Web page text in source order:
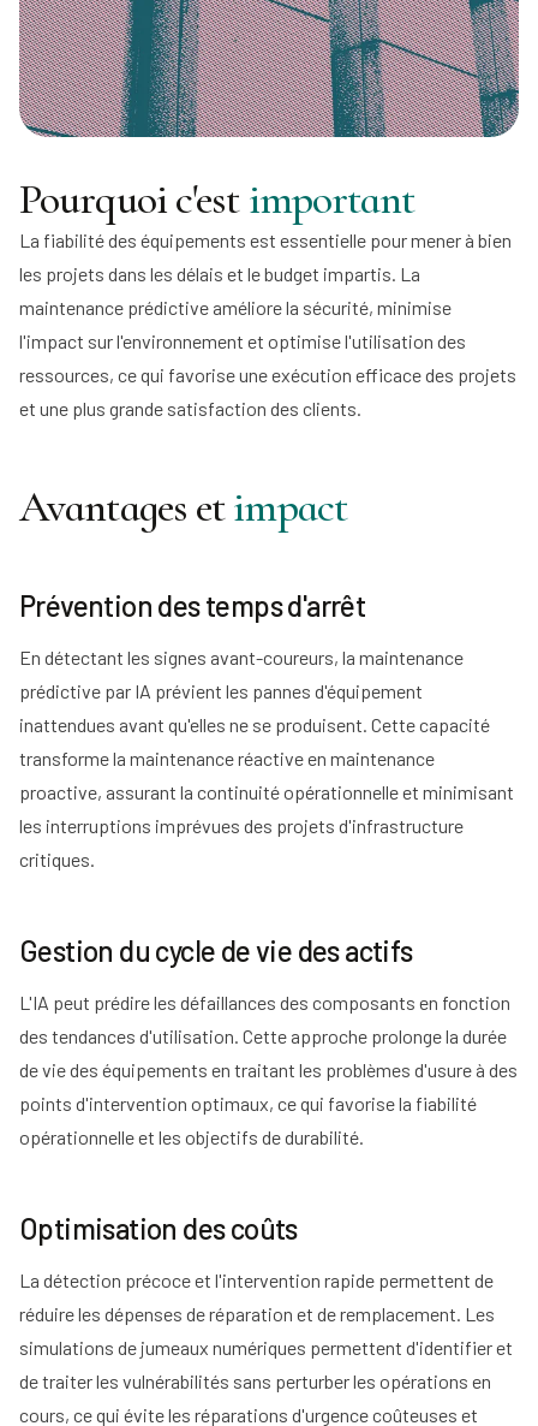
Pourquoi c'estimportant
La fiabilité des équipements est essentielle pour mener à bien
les projets dans les délais et le budget impartis. La
maintenance prédictive améliore la sécurité, minimise
l'impact sur l'environnement et optimise l'utilisation des
ressources, ce qui favorise une exécution efficace des projets
et une plus grande satisfaction des clients.
Avantages etimpact
Prévention des temps d'arrêt
En détectant les signes avant-coureurs, la maintenance
prédictive par IA prévient les pannes d'équipement
inattendues avant qu'elles ne se produisent. Cette capacité
transforme la maintenance réactive en maintenance
proactive, assurant la continuité opérationnelle et minimisant
les interruptions imprévues des projets d'infrastructure
critiques.
Gestion du cycle de vie des actifs
L'IA peut prédire les défaillances des composants en fonction
des tendances d'utilisation. Cette approche prolonge la durée
de vie des équipements en traitant les problèmes d'usure à des
points d'intervention optimaux, ce qui favorise la fiabilité
opérationnelle et les objectifs de durabilité.
Optimisation des coûts
La détection précoce et l'intervention rapide permettent de
réduire les dépenses de réparation et de remplacement. Les
simulations de jumeaux numériques permettent d'identifier et
de traiter les vulnérabilités sans perturber les opérations en
cours, ce qui évite les réparations d'urgence coûteuses et